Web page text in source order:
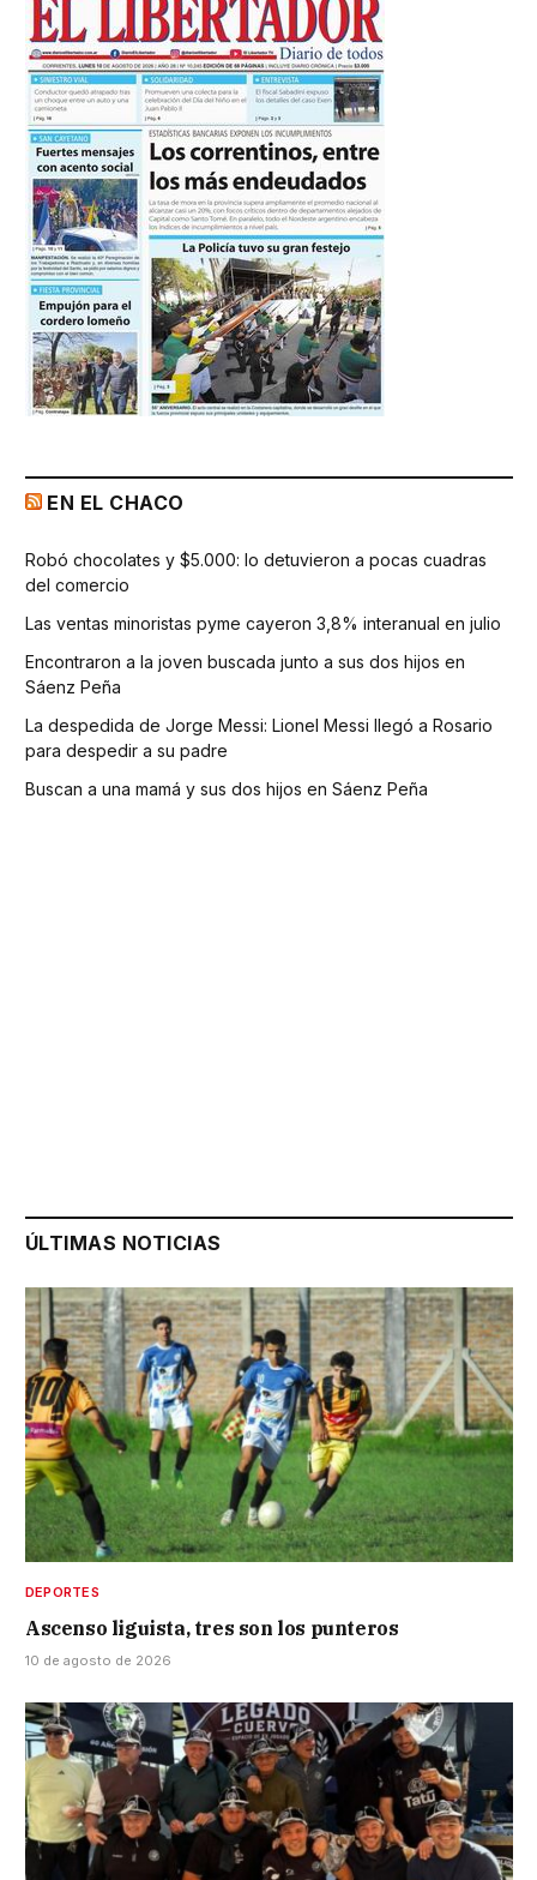
EN EL CHACO
Robó chocolates y $5.000: lo detuvieron a pocas cuadras
del comercio
Las ventas minoristas pyme cayeron 3,8% interanual en julio
Encontraron a la joven buscada junto a sus dos hijos en
Sáenz Peña
La despedida de Jorge Messi: Lionel Messi llegó a Rosario
para despedir a su padre
Buscan a una mamá y sus dos hijos en Sáenz Peña
ÚLTIMAS NOTICIAS
DEPORTES
Ascenso liguista, tres son los punteros
10 de agosto de 2026